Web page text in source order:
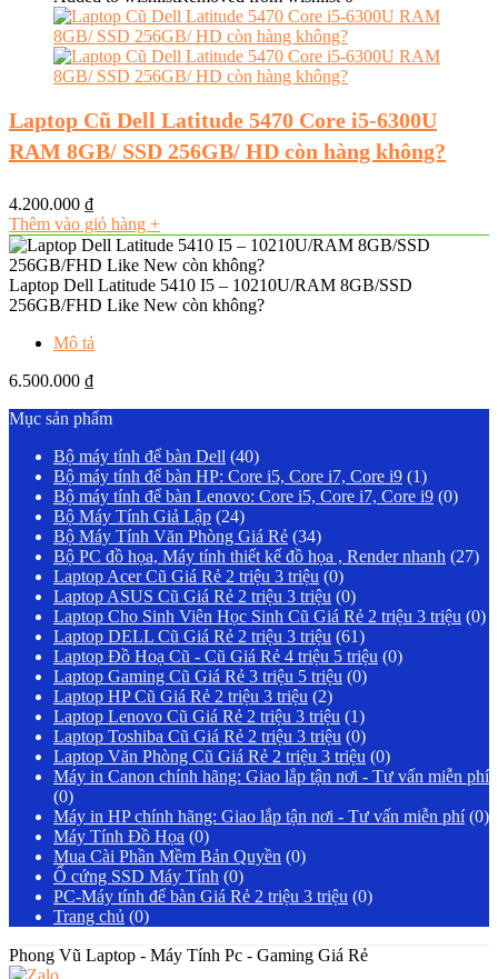
Laptop Cũ Dell Latitude 5470 Core i5-6300U
RAM 8GB/ SSD 256GB/ HD còn hàng không?
4.200.000 ₫
Thêm vào giỏ hàng +
Laptop Dell Latitude 5410 I5 – 10210U/RAM 8GB/SSD
256GB/FHD Like New còn không?
Mô tả
6.500.000 ₫
Mục sản phẩm
Bộ máy tính để bàn Dell (40)
Bộ máy tính để bàn HP: Core i5, Core i7, Core i9 (1)
Bộ máy tính để bàn Lenovo: Core i5, Core i7, Core i9 (0)
Bộ Máy Tính Giả Lập (24)
Bộ Máy Tính Văn Phòng Giá Rẻ (34)
Bộ PC đồ họa, Máy tính thiết kế đồ họa , Render nhanh (27)
Laptop Acer Cũ Giá Rẻ 2 triệu 3 triệu (0)
Laptop ASUS Cũ Giá Rẻ 2 triệu 3 triệu (0)
Laptop Cho Sinh Viên Học Sinh Cũ Giá Rẻ 2 triệu 3 triệu (0)
Laptop DELL Cũ Giá Rẻ 2 triệu 3 triệu (61)
Laptop Đồ Hoạ Cũ - Cũ Giá Rẻ 4 triệu 5 triệu (0)
Laptop Gaming Cũ Giá Rẻ 3 triệu 5 triệu (0)
Laptop HP Cũ Giá Rẻ 2 triệu 3 triệu (2)
Laptop Lenovo Cũ Giá Rẻ 2 triệu 3 triệu (1)
Laptop Toshiba Cũ Giá Rẻ 2 triệu 3 triệu (0)
Laptop Văn Phòng Cũ Giá Rẻ 2 triệu 3 triệu (0)
Máy in Canon chính hãng: Giao lắp tận nơi - Tư vấn miễn phí
(0)
Máy in HP chính hãng: Giao lắp tận nơi - Tư vấn miễn phí (0)
Máy Tính Đồ Họa (0)
Mua Cài Phần Mềm Bản Quyền (0)
Ổ cứng SSD Máy Tính (0)
PC-Máy tính để bàn Giá Rẻ 2 triệu 3 triệu (0)
Trang chủ (0)
Phong Vũ Laptop - Máy Tính Pc - Gaming Giá Rẻ